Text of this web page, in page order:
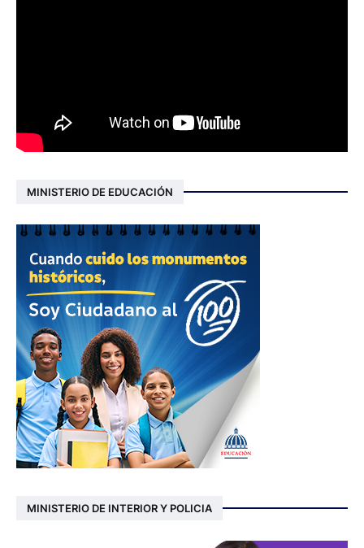
MINISTERIO DE EDUCACIÓN
MINISTERIO DE INTERIOR Y POLICIA